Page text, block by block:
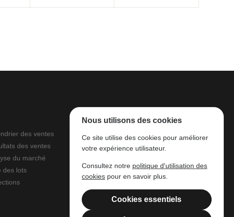
des ventes
des ventes
du marché
des lots
À propos
Parc à grumes
Mentions légales
Filière Bois Wallonie
Nous utilisons des cookies
Ce site utilise des cookies pour améliorer
votre expérience utilisateur.
Consultez notre politique d'utilisation des
cookies pour en savoir plus.
Cookies essentiels